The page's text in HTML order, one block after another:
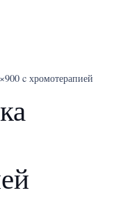
c хромотерапией